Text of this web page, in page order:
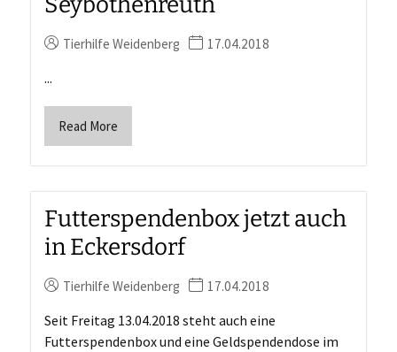
Tierhilfe Weidenberg 17.04.2018
...
Read More
Futterspendenbox jetzt auch
in Eckersdorf
Tierhilfe Weidenberg 17.04.2018
Seit Freitag 13.04.2018 steht auch eine
Futterspendenbox und eine Geldspendendose im